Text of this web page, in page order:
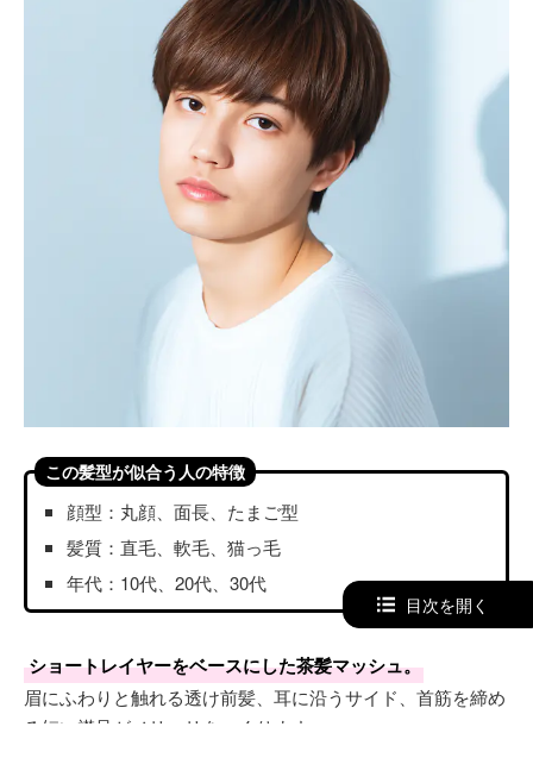
この髪型が似合う人の特徴
顔型：丸顔、面長、たまご型
髪質：直毛、軟毛、猫っ毛
年代：10代、20代、30代
ショートレイヤーをベースにした茶髪マッシュ。
眉にふわりと触れる透け前髪、耳に沿うサイド、首筋を締め
る短い襟足がメリハリをつくります。
目次を開く